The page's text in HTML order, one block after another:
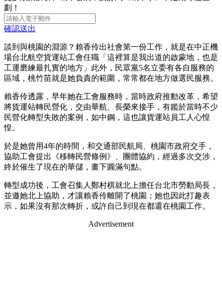
劃！
確認送出
談到與桃園的淵源？賴香伶出社會第一份工作，就是在中正機
場台北航空貨運站工會任職「這裡算是我出道的啟蒙地，也是
工運磨練最扎實的地方」此外，民眾黨5名立委有各自服務的
區域，桃竹苗就是她負責的範圍，常常都在地方做選民服務。
賴香伶透露，早年她在工會服務時，當時政府推動改革，希望
將貨運站轉民營化，交由華航、長榮來接手，有鑑於當時不少
民營化轉型失敗的案例，如中鋼，這也讓貨運站員工人心惶
惶。
於是她曾用4年的時間，和交通部民航局、桃園市政府交手，
協助工會提出《移轉民營條例》、團體協約，經過多次交涉，
終於催生了現在的華儲，畫下圓滿句點。
轉型成功後，工會召集人鄭村棋就北上擔任台北市勞動局長，
並邀她北上協助，才讓賴香伶離開了桃園；她也因此打趣表
示，如果沒有那次轉折，或許自己到現在都還在桃園工作。
Advertisement